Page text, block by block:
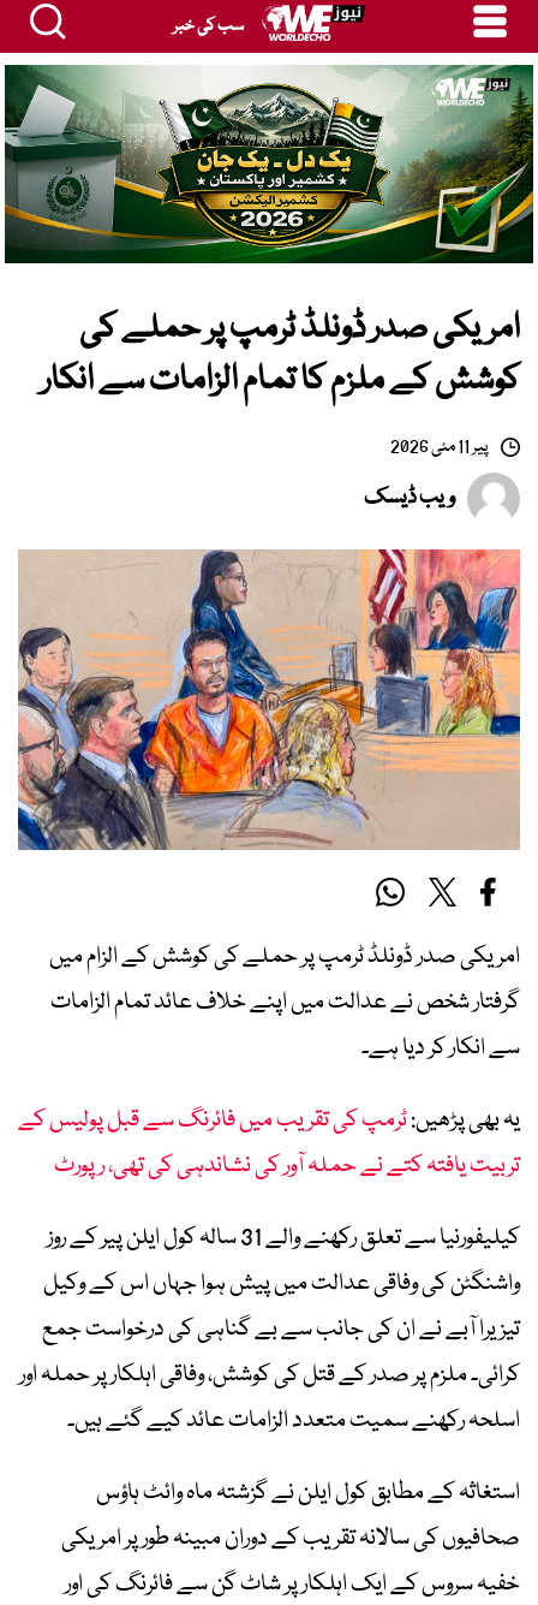
سب کی خبر
امریکی صدر ڈونلڈ ٹرمپ پر حملے کی
کوشش کے ملزم کا تمام الزامات سے انکار
پیر 11 مئی 2026
ویب ڈیسک
امریکی صدر ڈونلڈ ٹرمپ پر حملے کی کوشش کے الزام میں
گرفتار شخص نے عدالت میں اپنے خلاف عائد تمام الزامات
سے انکار کر دیا ہے۔
یہ بھی پڑھیں:ٹرمپ کی تقریب میں فائرنگ سے قبل پولیس کے
تربیت یافتہ کتے نے حملہ آور کی نشاندہی کی تھی، رپورٹ
کیلیفورنیا سے تعلق رکھنے والے 31 سالہ کول ایلن پیر کے روز
واشنگٹن کی وفاقی عدالت میں پیش ہوا جہاں اس کے وکیل
تیزیرا آبے نے ان کی جانب سے بے گناہی کی درخواست جمع
کرائی۔ ملزم پر صدر کے قتل کی کوشش، وفاقی اہلکار پر حملہ اور
اسلحہ رکھنے سمیت متعدد الزامات عائد کیے گئے ہیں۔
استغاثہ کے مطابق کول ایلن نے گزشتہ ماہ وائٹ ہاؤس
صحافیوں کی سالانہ تقریب کے دوران مبینہ طور پر امریکی
خفیہ سروس کے ایک اہلکار پر شاٹ گن سے فائرنگ کی اور